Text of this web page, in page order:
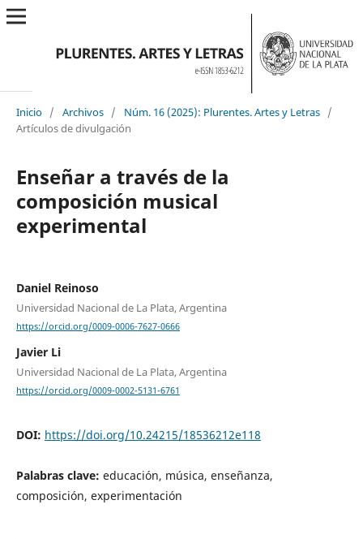
Inicio / Archivos / Núm. 16 (2025): Plurentes. Artes y Letras /
Artículos de divulgación
Enseñar a través de la
composición musical
experimental
Daniel Reinoso
Universidad Nacional de La Plata, Argentina
https://orcid.org/0009-0006-7627-0666
Javier Li
Universidad Nacional de La Plata, Argentina
https://orcid.org/0009-0002-5131-6761
DOI: https://doi.org/10.24215/18536212e118
Palabras clave: educación, música, enseñanza,
composición, experimentación